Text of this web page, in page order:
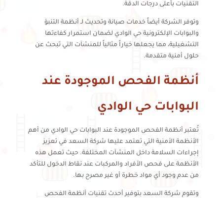
التقنيات بأعلى درجات الدقة.
وتوفر الشركة أيضاً خدمات صيانة وتحديث لـ أنظمة التنبؤ
والبوابات الإلكترونية حي الوادي لضمان استمرار كفاءتها
التشغيلية، مما يجعلها خياراً مثالياً للمنشآت التي تبحث عن
حلول أمنية متقدمة.
أنظمة الفحص الموجودة عند
البوابات حي الوادي
تُعتبر أنظمة الفحص الموجودة عند البوابات حي الوادي من أهم
الأنظمة الأمنية التي تعتمد عليها شركة السعد في تعزيز
إجراءات السلامة داخل المنشآت المختلفة. حيث تعمل هذه
الأنظمة على فحص الأفراد والمركبات عند نقاط الدخول للتأكد
من عدم وجود أي مواد خطرة أو غير مصرح بها.
وتقوم شركة السعد بتوفير أحدث تقنيات أنظمة الفحص